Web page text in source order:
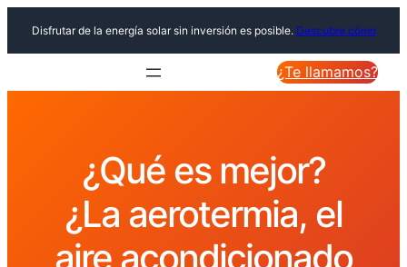
Disfrutar de la energía solar sin inversión es posible. Descubre cómo
¿Te llamamos?
¿Qué es mejor?
¿La aerotermia, el
aire acondicionado